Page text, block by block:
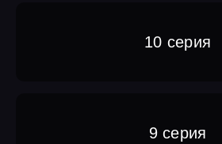
10 серия
9 серия